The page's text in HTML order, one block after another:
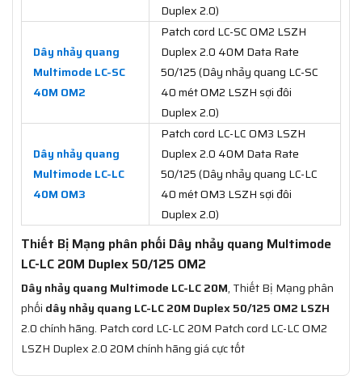
Duplex 2.0)
Dây nhảy quang
Multimode LC-SC
40M OM2
Patch cord LC-SC OM2 LSZH
Duplex 2.0 40M Data Rate
50/125 (Dây nhảy quang LC-SC
40 mét OM2 LSZH sợi đôi
Duplex 2.0)
Dây nhảy quang
Multimode LC-LC
40M OM3
Patch cord LC-LC OM3 LSZH
Duplex 2.0 40M Data Rate
50/125 (Dây nhảy quang LC-LC
40 mét OM3 LSZH sợi đôi
Duplex 2.0)
Thiết Bị Mạng phân phối Dây nhảy quang Multimode
LC-LC 20M Duplex 50/125 OM2
Dây nhảy quang Multimode LC-LC 20M, Thiết Bị Mạng phân
phối dây nhảy quang LC-LC 20M Duplex 50/125 OM2 LSZH
2.0 chính hãng. Patch cord LC-LC 20M Patch cord LC-LC OM2
LSZH Duplex 2.0 20M chính hãng giá cực tốt